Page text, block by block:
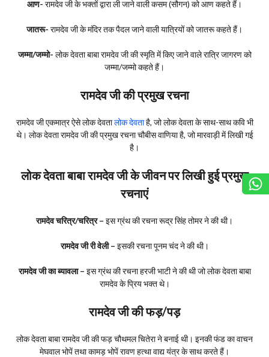
आण- रामदेव जी के भक्तों द्वारा ली जाने वाली कसम (सौगन) को आण कहते हैं।
जातरू- रामदेव जी के मंदिर तक पैदल जाने वाली यात्रियों को जातरू कहते हैं।
जम्मा/जम्मो- लोक देवता बाबा रामदेव जी की स्मृति में किए जाने वाले रात्रि जागरण को
जम्मा/जम्मो कहते हैं।
रामदेव जी की प्रमुख रचना
रामदेव जी एकमात्र ऐसे लोक देवतालोक देवताहै, जो लोक देवता के साथ-साथ कवि भी
थे। लोक देवता रामदेव जी की प्रमुख रचना चौबीस वाणिया है, जो मारवाड़ी में लिखी गई
है।
लोक देवता बाबा रामदेव जी के जीवन पर लिखी हुई प्रमुख
रचनाएं
रामदेव चरित्र/चरित्र – इस ग्रंथ की रचना रूद्र सिंह तोमर ने की थी।
रामदेव जी री वेली – इसकी रचना पूनम चंद ने की थी।
रामदेव जी का ब्यावला – इस ग्रंथ की रचना हरजी भाटी ने की थी जो लोक देवता बाबा
रामदेव के प्रिय भक्त थे।
रामदेव जी की फड़/पड़
लोक देवता बाबा रामदेव जी की फड़ चौथमल चितेरा ने बनाई थी। इनकी फंड का वाचन
मेघवाल भोपें तथा कामड़ भोपें रावण हत्था वाद्य यंत्र के साथ करते हैं।